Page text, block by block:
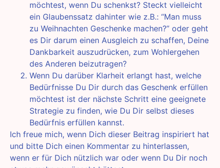
möchtest, wenn Du schenkst? Steckt vielleicht
ein Glaubenssatz dahinter wie z.B.: “Man muss
zu Weihnachten Geschenke machen?” oder geht
es Dir darum einen Ausgleich zu schaffen, Deine
Dankbarkeit auszudrücken, zum Wohlergehen
des Anderen beizutragen?
Wenn Du darüber Klarheit erlangt hast, welche
Bedürfnisse Du Dir durch das Geschenk erfüllen
möchtest ist der nächste Schritt eine geeignete
Strategie zu finden, wie Du Dir selbst dieses
Bedürfnis erfüllen kannst.
Ich freue mich, wenn Dich dieser Beitrag inspiriert hat
und bitte Dich einen Kommentar zu hinterlassen,
wenn er für Dich nützlich war oder wenn Du Dir noch